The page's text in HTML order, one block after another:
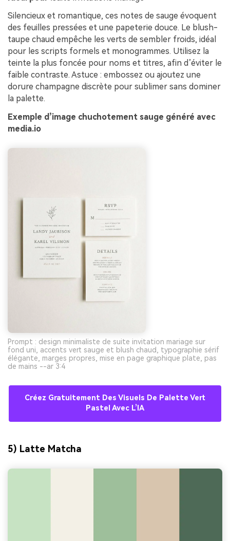
Silencieux et romantique, ces notes de sauge évoquent
des feuilles pressées et une papeterie douce. Le blush-
taupe chaud empêche les verts de sembler froids, idéal
pour les scripts formels et monogrammes. Utilisez la
teinte la plus foncée pour noms et titres, afin d’éviter le
faible contraste. Astuce : embossez ou ajoutez une
dorure champagne discrète pour sublimer sans dominer
la palette.
Exemple d’image chuchotement sauge généré avec
media.io
Prompt : design minimaliste de suite invitation mariage sur
fond uni, accents vert sauge et blush chaud, typographie sérif
élégante, marges propres, mise en page graphique plate, pas
de mains --ar 3:4
Créez Gratuitement Des Visuels De Palette Vert
Pastel Avec L’IA
5) Latte Matcha